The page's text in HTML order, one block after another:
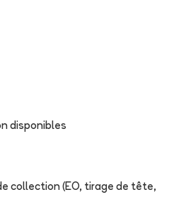
disponibles
collection (EO, tirage de tête,